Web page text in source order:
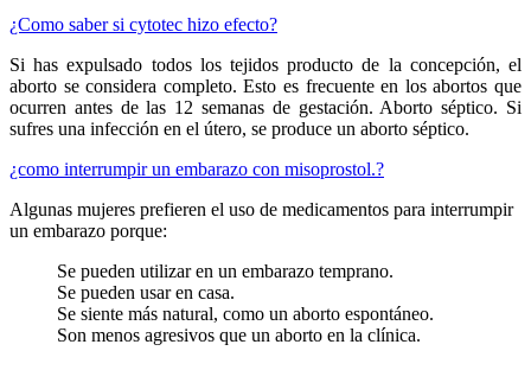
¿Como saber si cytotec hizo efecto?
Si has expulsado todos los tejidos producto de la concepción, el
aborto se considera completo. Esto es frecuente en los abortos que
ocurren antes de las 12 semanas de gestación. Aborto séptico. Si
sufres una infección en el útero, se produce un aborto séptico.
¿como interrumpir un embarazo con misoprostol.?
Algunas mujeres prefieren el uso de medicamentos para interrumpir
un embarazo porque:
Se pueden utilizar en un embarazo temprano.
Se pueden usar en casa.
Se siente más natural, como un aborto espontáneo.
Son menos agresivos que un aborto en la clínica.